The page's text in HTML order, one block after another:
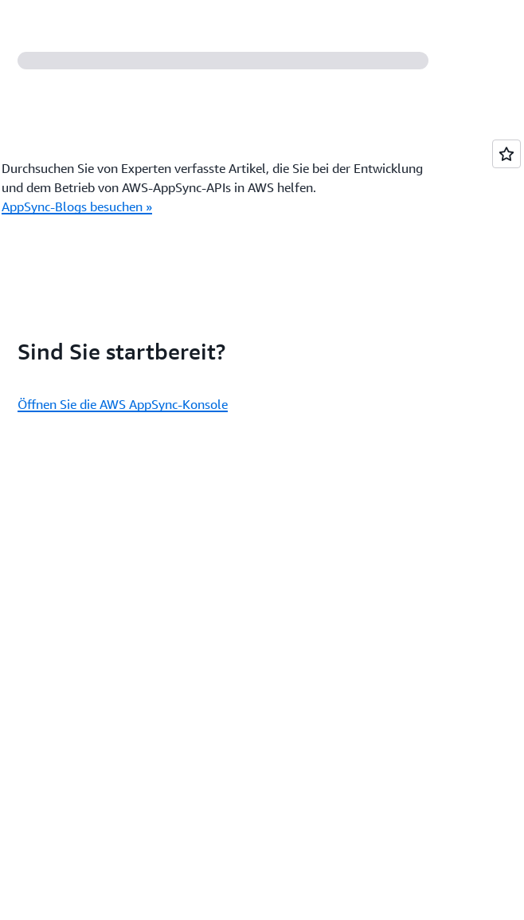
Durchsuchen Sie von Experten verfasste Artikel, die Sie bei der Entwicklung
und dem Betrieb von AWS-AppSync-APIs in AWS helfen.
AppSync-Blogs besuchen »
Sind Sie startbereit?
Öffnen Sie die AWS AppSync-Konsole